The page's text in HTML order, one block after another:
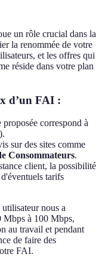
un rôle crucial dans la
la renommée de votre
et les offres qui
réside dans votre plan
d’un FAI :
correspond à
sur des sites comme
Consommateurs.
client, la possibilité
tarifs
nous a
Mbps à 100 Mbps,
au travail et pendant
de faire des
FAI.